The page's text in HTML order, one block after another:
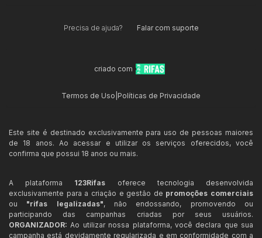
Precisa de ajuda? Falar com suporte
criado com
Termos de Uso Políticas de Privacidade
Este site é destinado exclusivamente para uso de pessoas maiores
de 18 anos. Ao acessar e utilizar os serviços oferecidos, você
confirma que possui 18 anos ou mais.
A plataforma 123Rifas oferece tecnologia desenvolvida
exclusivamente para a criação e gestão de promoções comerciais
ou "rifas legalizadas", não endossando, promovendo ou
participando das campanhas criadas por seus usuários.
ORGANIZADOR: Ao utilizar nossa plataforma, você declara que sua
campanha está devidamente regularizada e em conformidade com a